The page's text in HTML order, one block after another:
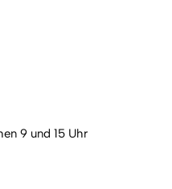
9 und 15 Uhr